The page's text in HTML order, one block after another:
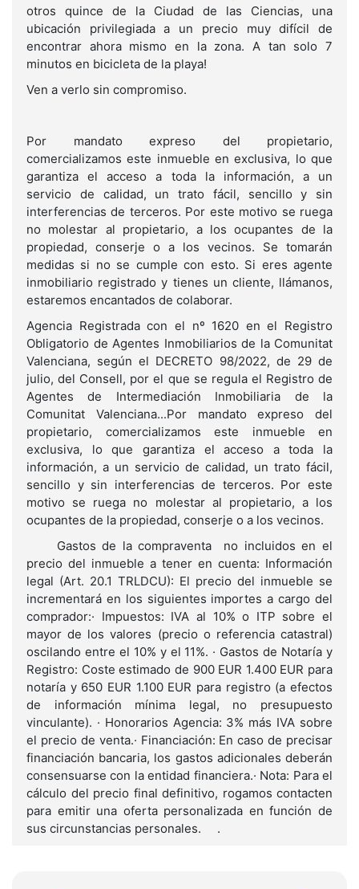
otros quince de la Ciudad de las Ciencias, una
ubicación privilegiada a un precio muy difícil de
encontrar ahora mismo en la zona. A tan solo 7
minutos en bicicleta de la playa!
Ven a verlo sin compromiso.
Por mandato expreso del propietario,
comercializamos este inmueble en exclusiva, lo que
garantiza el acceso a toda la información, a un
servicio de calidad, un trato fácil, sencillo y sin
interferencias de terceros. Por este motivo se ruega
no molestar al propietario, a los ocupantes de la
propiedad, conserje o a los vecinos. Se tomarán
medidas si no se cumple con esto. Si eres agente
inmobiliario registrado y tienes un cliente, llámanos,
estaremos encantados de colaborar.
Agencia Registrada con el nº 1620 en el Registro
Obligatorio de Agentes Inmobiliarios de la Comunitat
Valenciana, según el DECRETO 98/2022, de 29 de
julio, del Consell, por el que se regula el Registro de
Agentes de Intermediación Inmobiliaria de la
Comunitat Valenciana...Por mandato expreso del
propietario, comercializamos este inmueble en
exclusiva, lo que garantiza el acceso a toda la
información, a un servicio de calidad, un trato fácil,
sencillo y sin interferencias de terceros. Por este
motivo se ruega no molestar al propietario, a los
ocupantes de la propiedad, conserje o a los vecinos.
Gastos de la compraventa no incluidos en el
precio del inmueble a tener en cuenta: Información
legal (Art. 20.1 TRLDCU): El precio del inmueble se
incrementará en los siguientes importes a cargo del
comprador:· Impuestos: IVA al 10% o ITP sobre el
mayor de los valores (precio o referencia catastral)
oscilando entre el 10% y el 11%. · Gastos de Notaría y
Registro: Coste estimado de 900 EUR 1.400 EUR para
notaría y 650 EUR 1.100 EUR para registro (a efectos
de información mínima legal, no presupuesto
vinculante). · Honorarios Agencia: 3% más IVA sobre
el precio de venta.· Financiación: En caso de precisar
financiación bancaria, los gastos adicionales deberán
consensuarse con la entidad financiera.· Nota: Para el
cálculo del precio final definitivo, rogamos contacten
para emitir una oferta personalizada en función de
sus circunstancias personales. .